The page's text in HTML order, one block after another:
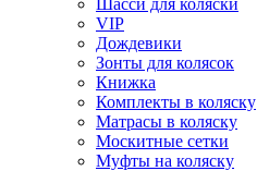
Шасси для коляски
VIP
Дождевики
Зонты для колясок
Книжка
Комплекты в коляску
Матрасы в коляску
Москитные сетки
Муфты на коляску